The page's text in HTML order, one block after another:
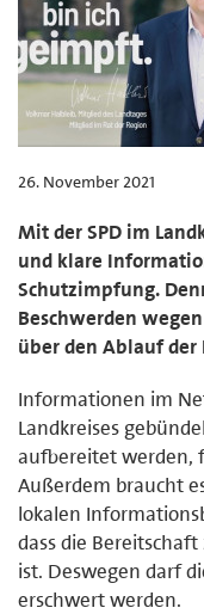
26. November 2021
Mit der SPD im
und klare
Schutzimpfung.
Beschwerden
über den Ablauf der
Informationen im
Landkreises
aufbereitet werden,
Außerdem braucht
lokalen
dass die
ist. Deswegen darf
erschwert werden.